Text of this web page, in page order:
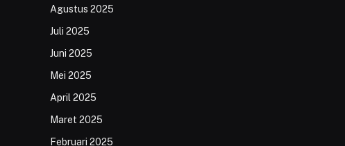
Agustus 2025
Juli 2025
Juni 2025
Mei 2025
April 2025
Maret 2025
Februari 2025